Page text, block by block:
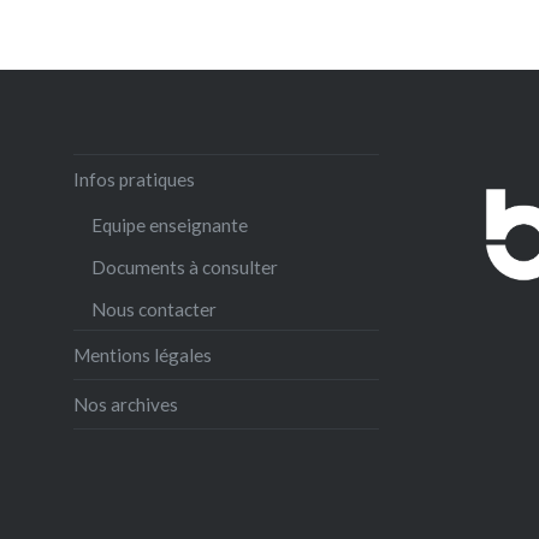
Infos pratiques
Equipe enseignante
Documents à consulter
Nous contacter
Mentions légales
Nos archives